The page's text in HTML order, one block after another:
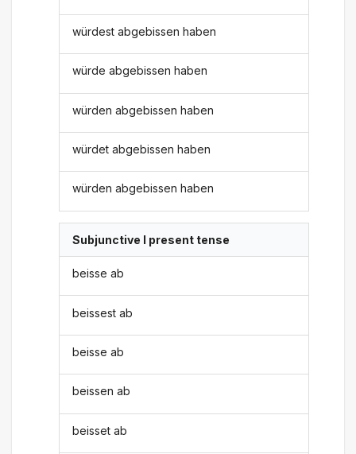
würdest abgebissen haben
würde abgebissen haben
würden abgebissen haben
würdet abgebissen haben
würden abgebissen haben
Subjunctive I present tense
beisse ab
beissest ab
beisse ab
beissen ab
beisset ab